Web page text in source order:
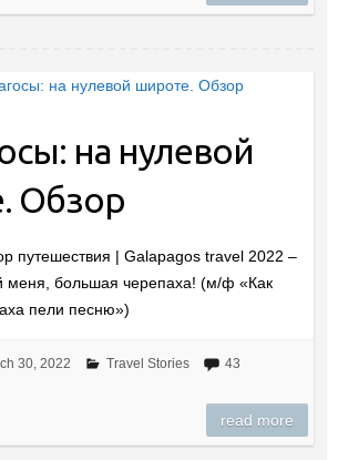
на нулевой
Обзор
путешествия | Galapagos travel 2022 –
меня, большая черепаха! (м/ф «Как
пели песню»)
30, 2022 Travel Stories
43
read more